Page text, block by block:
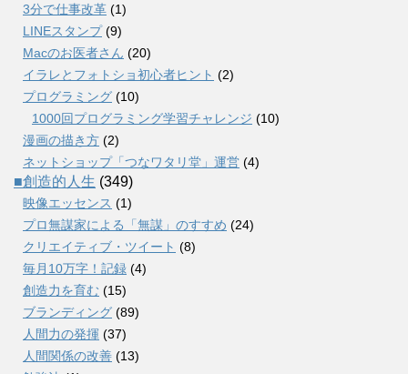
3分で仕事改革 (1)
LINEスタンプ(9)
Macのお医者さん (20)
イラレとフォトショ初心者ヒント (2)
プログラミング (10)
1000回プログラミング学習チャレンジ (10)
漫画の描き方 (2)
ネットショップ「つなワタリ堂」運営 (4)
■創造的人生 (349)
映像エッセンス (1)
プロ無謀家による「無謀」のすすめ (24)
クリエイティブ・ツイート (8)
毎月10万字！記録 (4)
創造力を育む (15)
ブランディング (89)
人間力の発揮 (37)
人間関係の改善 (13)